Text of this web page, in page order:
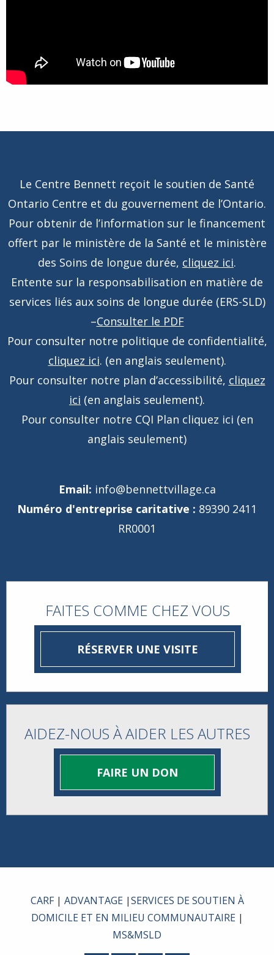
Le Centre Bennett reçoit le soutien de Santé
Ontario Centre et du gouvernement de l’Ontario.
Pour obtenir de l’information sur le financement
offert par le ministère de la Santé et le ministère
des Soins de longue durée, cliquez ici.
Entente sur la responsabilisation en matière de
services liés aux soins de longue durée (ERS-SLD)
–Consulter le PDF
Pour consulter notre politique de confidentialité,
cliquez ici. (en anglais seulement).
Pour consulter notre plan d’accessibilité, cliquez
ici (en anglais seulement).
Pour consulter notre CQI Plan cliquez ici (en
anglais seulement)
Email: info@bennettvillage.ca
Numéro d'entreprise caritative : 89390 2411
RR0001
FAITES COMME CHEZ VOUS
RÉSERVER UNE VISITE
AIDEZ-NOUS À AIDER LES AUTRES
FAIRE UN DON
CARF| ADVANTAGE|SERVICES DE SOUTIEN À
DOMICILE ET EN MILIEU COMMUNAUTAIRE|
MS&MSLD